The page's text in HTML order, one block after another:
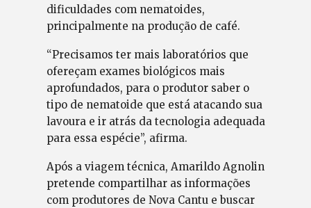
dificuldades com nematoides,
principalmente na produção de café.
“Precisamos ter mais laboratórios que
ofereçam exames biológicos mais
aprofundados, para o produtor saber o
tipo de nematoide que está atacando sua
lavoura e ir atrás da tecnologia adequada
para essa espécie”, afirma.
Após a viagem técnica, Amarildo Agnolin
pretende compartilhar as informações
com produtores de Nova Cantu e buscar